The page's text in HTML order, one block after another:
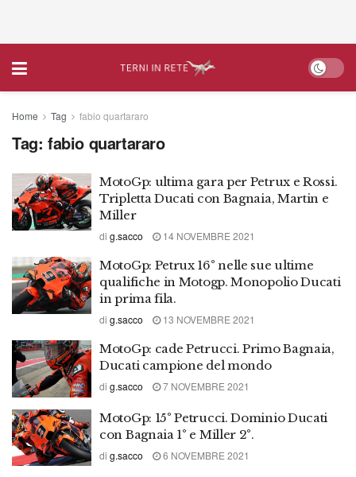
Home Tag fabio quartararo
Tag: fabio quartararo
MotoGp: ultima gara per Petrux e Rossi.
Tripletta Ducati con Bagnaia, Martin e
Miller
di g.sacco 14 NOVEMBRE 2021
MotoGp: Petrux 16° nelle sue ultime
qualifiche in Motogp. Monopolio Ducati
in prima fila.
di g.sacco 13 NOVEMBRE 2021
MotoGp: cade Petrucci. Primo Bagnaia,
Ducati campione del mondo
di g.sacco 7 NOVEMBRE 2021
MotoGp: 15° Petrucci. Dominio Ducati
con Bagnaia 1° e Miller 2°.
di g.sacco 6 NOVEMBRE 2021